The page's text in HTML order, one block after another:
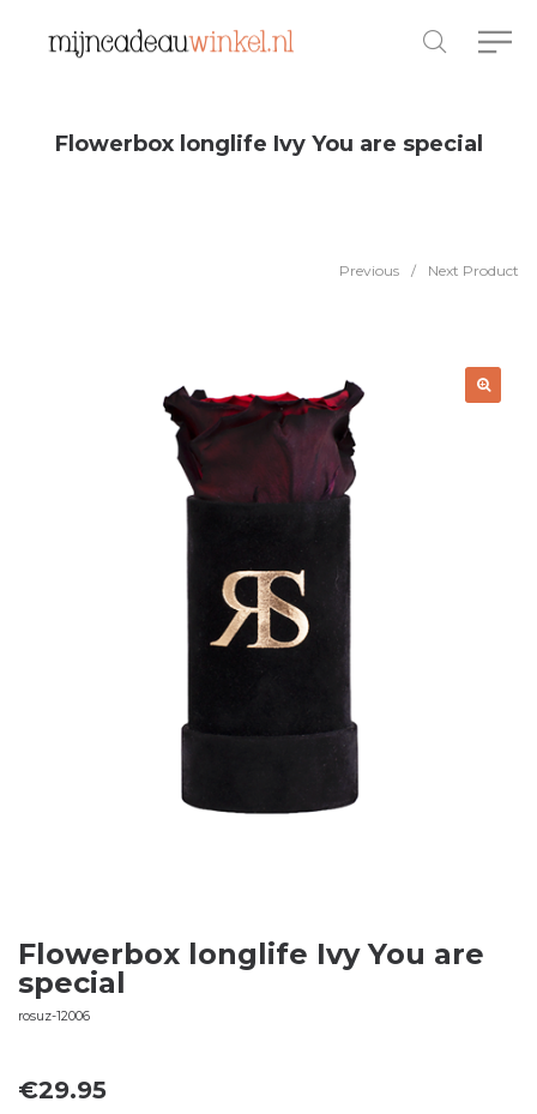
Flowerbox longlife Ivy You are special
Previous / Next Product
Flowerbox longlife Ivy You are
special
rosuz-12006
€29.95